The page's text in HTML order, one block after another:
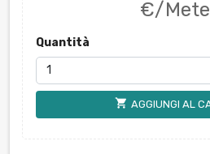
€/
Quantità
shopping_cart AGGIUNGI AL